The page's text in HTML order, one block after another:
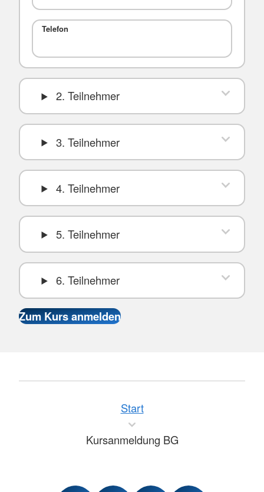
Telefon
2. Teilnehmer
3. Teilnehmer
4. Teilnehmer
5. Teilnehmer
6. Teilnehmer
Start
Kursanmeldung BG